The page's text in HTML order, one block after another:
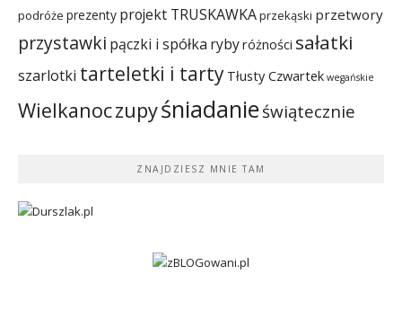
podróże prezenty projekt TRUSKAWKAprzekąski przetwory
przystawki pączki i spółka rybyróżności sałatki
szarlotki tarteletki i tarty Tłusty Czwartek wegańskie
Wielkanoczupyśniadanieświątecznie
ZNAJDZIESZ MNIE TAM